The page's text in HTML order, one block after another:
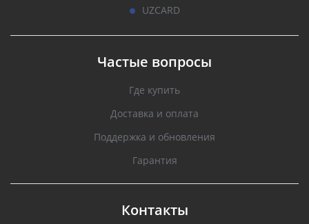
UZCARD
Частые вопросы
Где купить
Доставка и оплата
Поддержка и обновления
Гарантия
Контакты